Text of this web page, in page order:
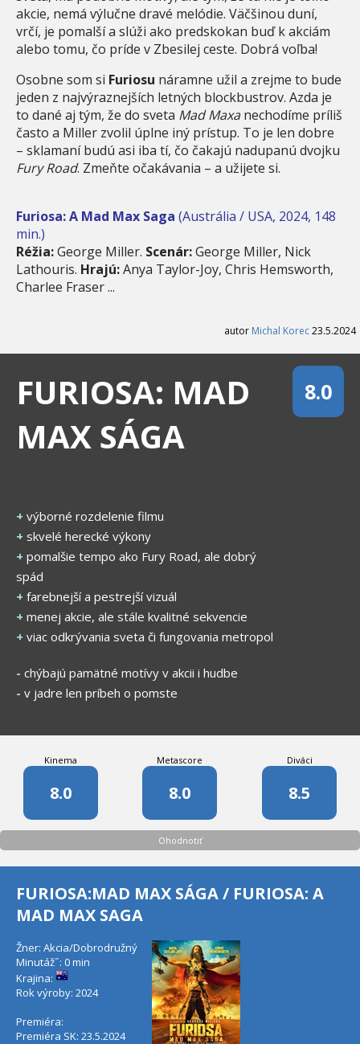
akcie, nemá výlučne dravé melódie. Väčšinou duní,
vrčí, je pomalší a slúži ako predskokan buď k akciám
alebo tomu, čo príde v Zbesilej ceste. Dobrá voľba!
Osobne som si Furiosu náramne užil a zrejme to bude
jeden z najvýraznejších letných blockbustrov. Azda je
to dané aj tým, že do sveta Mad Maxanechodíme príliš
často a Miller zvolil úplne iný prístup. To je len dobre
– sklamaní budú asi iba tí, čo čakajú nadupanú dvojku
Fury Road. Zmeňte očakávania – a užijete si.
Furiosa: A Mad Max Saga (Austrália / USA, 2024, 148
min.)
Réžia:George Miller. Scenár:George Miller, Nick
Lathouris. Hrajú:Anya Taylor-Joy, Chris Hemsworth,
Charlee Fraser ...
autor Michal Korec23.5.2024
8.0
FURIOSA: MAD
MAX SÁGA
+ výborné rozdelenie filmu
+ skvelé herecké výkony
+ pomalšie tempo ako Fury Road, ale dobrý
spád
+ farebnejší a pestrejší vizuál
+ menej akcie, ale stále kvalitné sekvencie
+ viac odkrývania sveta či fungovania metropol
- chýbajú pamätné motívy v akcii i hudbe
- v jadre len príbeh o pomste
Kinema
8.0
Metascore
8.0
Diváci
8.5
Ohodnotiť
FURIOSA:MAD MAX SÁGA / FURIOSA: A
MAD MAX SAGA
Žner: Akcia/Dobrodružný
Minutáž˝: 0 min
Krajina:
Rok výroby: 2024
Premiéra:
Premiéra SK: 23.5.2024